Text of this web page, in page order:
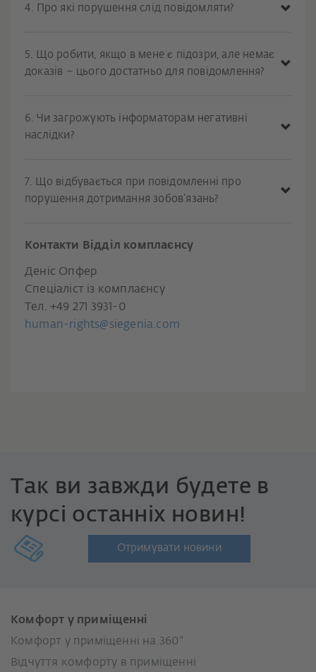
4. Про які порушення слід повідомляти?
5. Що робити, якщо в мене є підозри, але немає
доказів – цього достатньо для повідомлення?
6. Чи загрожують інформаторам негативні
наслідки?
7. Що відбувається при повідомленні про
порушення дотримання зобов’язань?
Контакти Відділ комплаєнсу
Деніс Опфер
Спеціаліст із комплаєнсу
Тел. +49 271 3931-0
human-rights@siegenia.com
Так ви завжди будете в
курсі останніх новин!
Отримувати новини
Комфорт у приміщенні
Комфорт у приміщенні на 360°
Відчуття комфорту в приміщенні